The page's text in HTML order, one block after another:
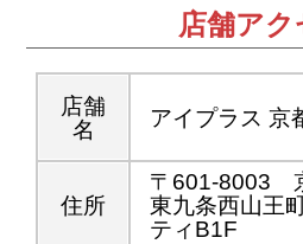
店舗アク
店舗
名
アイプラス 京
住所
〒601-8003
東九条西山王
ティB1F